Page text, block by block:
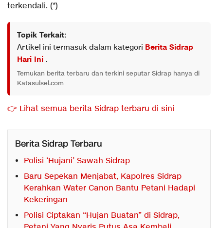
terkendali. (*)
Topik Terkait:
Artikel ini termasuk dalam kategori Berita Sidrap
Hari Ini .
Temukan berita terbaru dan terkini seputar Sidrap hanya di
Katasulsel.com
👉 Lihat semua berita Sidrap terbaru di sini
Berita Sidrap Terbaru
Polisi ‘Hujani’ Sawah Sidrap
Baru Sepekan Menjabat, Kapolres Sidrap
Kerahkan Water Canon Bantu Petani Hadapi
Kekeringan
Polisi Ciptakan “Hujan Buatan” di Sidrap,